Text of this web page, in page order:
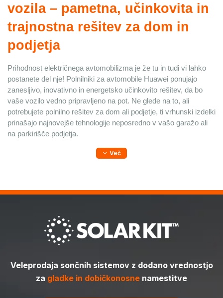
vozila – pametna, učinkovita in
trajnostna rešitev za dom in
podjetja
Prihodnost električnega avtomobilizma je že tu in tudi vi lahko
postanete del nje! Polnilniki za avtomobile Huawei ponujajo
zanesljivo, inovativno in energetsko učinkovito rešitev, da bo
vaše vozilo vedno pripravljeno na pot. Ne glede na to, ali
potrebujete polnilno rešitev za dom ali podjetje, ti vrhunski izdelki
prinašajo najnovejše tehnologije neposredno v vašo garažo ali
na parkirišče podjetja.
Več
Veleprodaja sončnih sistemov z dodano vrednostjo
za gladke in dobičkonosne namestitve